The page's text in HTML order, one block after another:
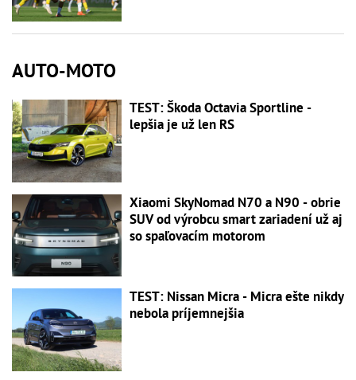
AUTO-MOTO
TEST: Škoda Octavia Sportline -
lepšia je už len RS
Xiaomi SkyNomad N70 a N90 - obrie
SUV od výrobcu smart zariadení už aj
so spaľovacím motorom
TEST: Nissan Micra - Micra ešte nikdy
nebola príjemnejšia